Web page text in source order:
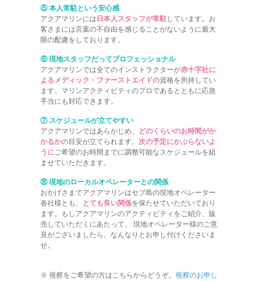
⑤ 本人常駐という安心感
アクアマリンには 日本人スタッフが常駐しています。お
客さまには言葉の不自由を感じることがないように最大
限の配慮をしております。
⑥ 現地スタッフだってプロフェッショナル
アクアマリンでは全てのインストラクターが赤十字社に
よるメディック・ファーストエイドの資格を所持してい
ます。マリンアクティビティのプロであるとともに応急
手当にも対応できます。
⑦ スケジュールが立てやすい
アクアマリンではあらかじめ、
どのくらいのお時間がか
かるかの目安が立てられます。 次の予定にかぶらないよ
うにご希望のお時間までに調整可能なスケジュールを組
ませていただきます。
⑧ 現地のローカルオペレーターとの関係
おかげさまでアクアマリンはセブ島の現地オペレーター
各社様とも、
とても良い関係を保たせていただいており
ます。もしアクアマリンのアクティビティをご紹介、販
売していただくにあたって、 現地オペレーター様のご意
見がございましたら、なんなりとお申し付けくださいま
せ。
※ 視察をご希望の方はこちらからどうぞ。 視察のお申し